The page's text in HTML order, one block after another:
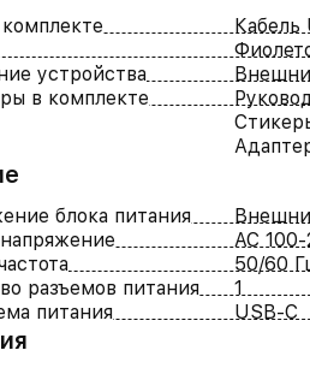
Кабель
устройства
в комплекте
блока питания
AC
50/60
разъемов питания
1
питания
USB-C